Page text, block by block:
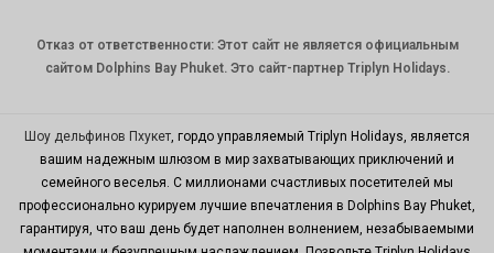
САПР
корейск
ая вона
китайски
й юань
Отказ от ответственности: Этот сайт не является официальным
сайтом Dolphins Bay Phuket. Это сайт-партнер Triplyn Holidays.
Шоу дельфинов Пхукет , гордо управляемый Triplyn Holidays, является
вашим надежным шлюзом в мир захватывающих приключений и
семейного веселья. С миллионами счастливых посетителей мы
профессионально курируем лучшие впечатления в Dolphins Bay Phuket,
гарантируя, что ваш день будет наполнен волнением, незабываемыми